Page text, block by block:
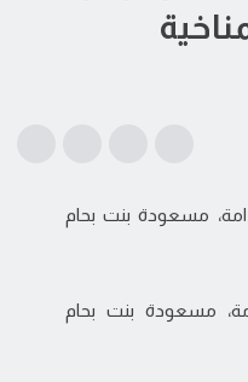
مسعودة بنت بحام